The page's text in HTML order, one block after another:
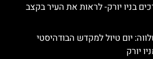
בניו יורק- לראות את העיר בקצב
יום טיול למקדש הבודהיסטי